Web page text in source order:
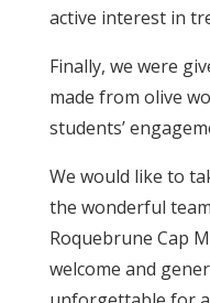
active interest in
Finally, we were
made from olive
students’
We would like to
the wonderful
Roquebrune Cap
welcome and